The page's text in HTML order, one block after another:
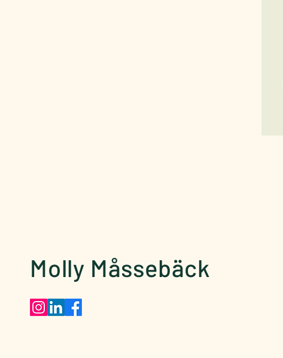
Molly Måssebäck